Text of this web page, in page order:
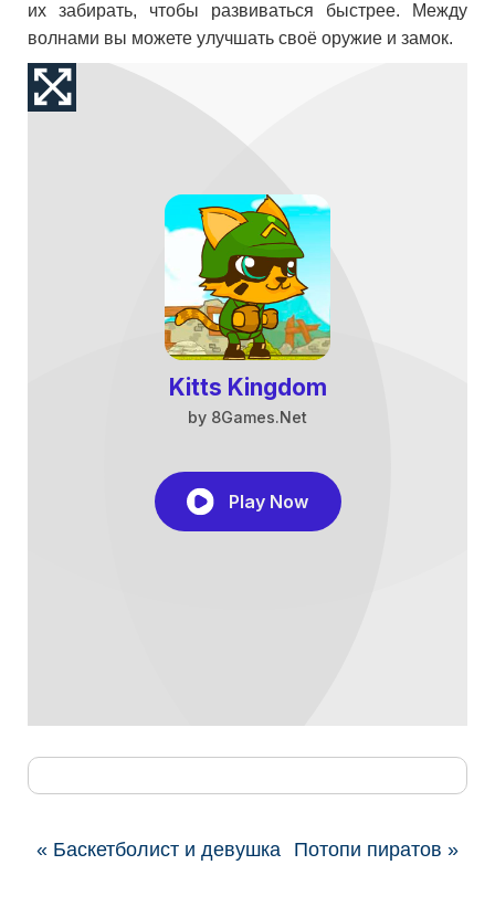
их забирать, чтобы развиваться быстрее. Между
волнами вы можете улучшать своё оружие и замок.
« Баскетболист и девушка Потопи пиратов »